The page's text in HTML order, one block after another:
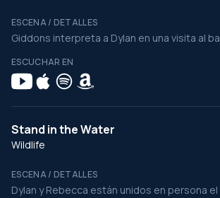
ESCENA / DETALLES
Giddons interpreta a Dylan en una visita al
ESCUCHAR EN
Stand in the Water
Wildlife
ESCENA / DETALLES
Dylan y Rebecca están unidos en persona